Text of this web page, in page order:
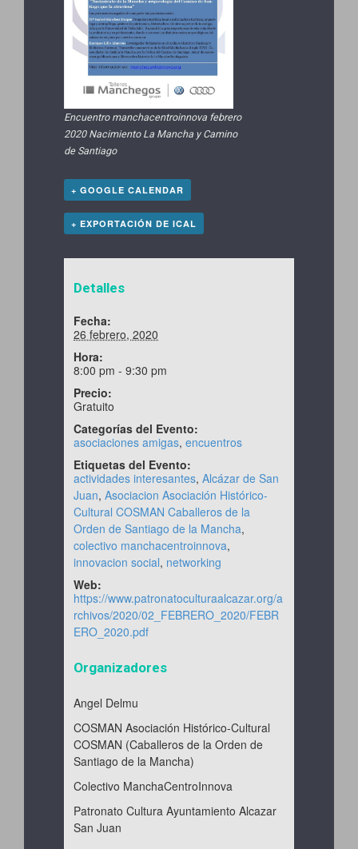
Encuentro manchacentroinnova febrero
2020 Nacimiento La Mancha y Camino
de Santiago
+ GOOGLE CALENDAR
+ EXPORTACIÓN DE ICAL
Detalles
Fecha:
26 febrero, 2020
Hora:
8:00 pm - 9:30 pm
Precio:
Gratuito
Categorías del Evento:
asociaciones amigas,encuentros
Etiquetas del Evento:
actividades interesantes,Alcázar de San
Juan,Asociacion Asociación Histórico-
Cultural COSMAN Caballeros de la
Orden de Santiago de la Mancha,
colectivo manchacentroinnova,
innovacion social, networking
Web:
https://www.patronatoculturaalcazar.org/a
rchivos/2020/02_FEBRERO_2020/FEBR
ERO_2020.pdf
Organizadores
Angel Delmu
COSMAN Asociación Histórico-Cultural
COSMAN (Caballeros de la Orden de
Santiago de la Mancha)
Colectivo ManchaCentroInnova
Patronato Cultura Ayuntamiento Alcazar
San Juan